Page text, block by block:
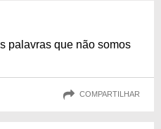
palavras que não somos
COMPARTILHAR